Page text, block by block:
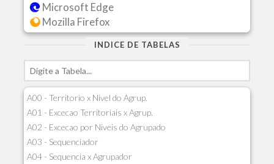
Microsoft Edge
Mozilla Firefox
INDICE DE TABELAS
A00 - Territorio x Nivel do Agrup.
A01 - Excecao Territoriais x Agrup.
A02 - Excecao por Niveis do Agrupado
A03 - Sequenciador
A04 - Sequencia x Agrupador